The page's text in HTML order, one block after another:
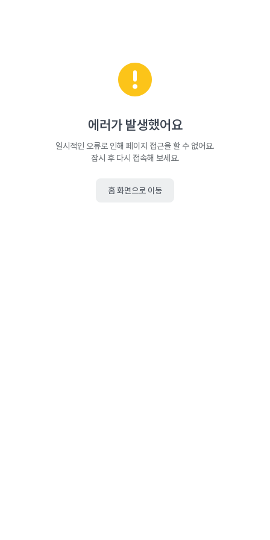
에러가 발생했어요
일시적인 오류로 인해 페이지 접근을 할 수 없어요.
잠시 후 다시 접속해 보세요.
홈 화면으로 이동